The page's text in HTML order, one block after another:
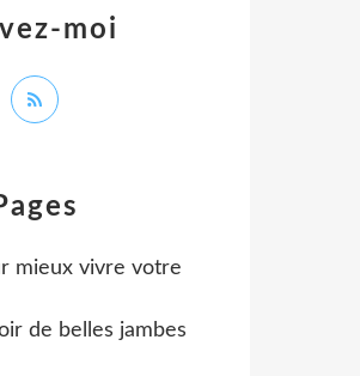
mieux vivre votre
de belles jambes
moi